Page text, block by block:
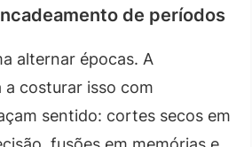
de períodos
alternar épocas. A
a costurar isso com
sentido: cortes secos em